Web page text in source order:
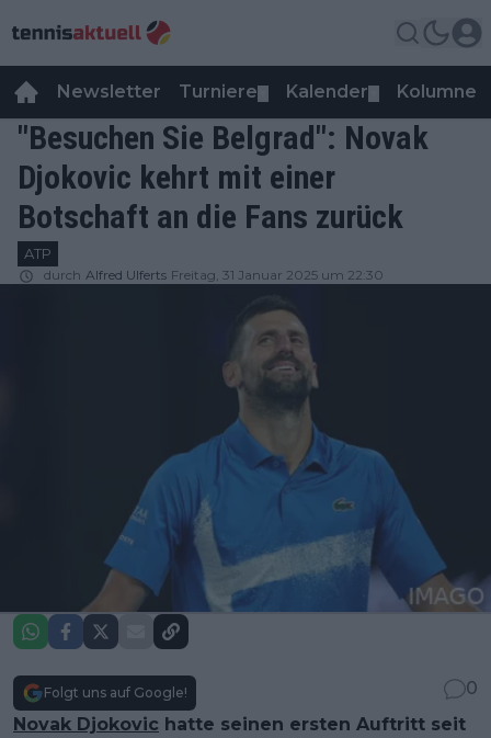
Newsletter Turniere Kalender Kolumnen
"Besuchen Sie Belgrad": Novak
Djokovic kehrt mit einer
Botschaft an die Fans zurück
ATP
durch Alfred Ulferts Freitag, 31 Januar 2025 um 22:30
Folgt uns auf Google!
0
Novak Djokovic hatte seinen ersten Auftritt seit